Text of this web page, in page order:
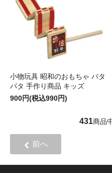
小物玩具 昭和のおもちゃ パタ
パタ 手作り商品 キッズ
900円(税込990円)
431商品
前へ